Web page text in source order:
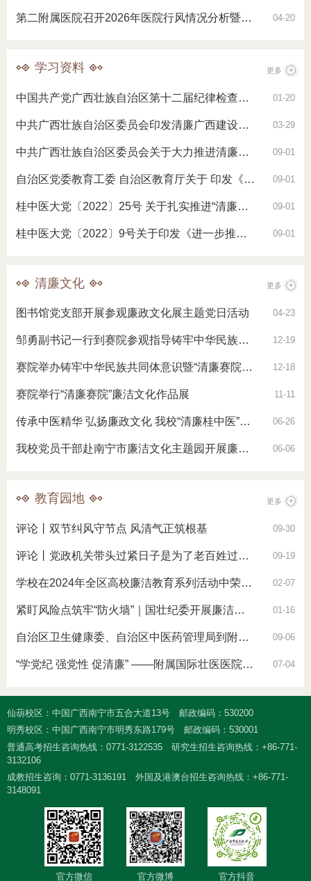
04-20
第二附属医院召开2026年医院行风情况分析暨师德师风工作研判会
更多
学习资料
01-20
中国共产党广西壮族自治区第十二届纪律检查委员会第五次全体会议公报
03-29
中共广西壮族自治区委员会印发清廉广西建设提质增效三年行动方案 （2024…
09-01
中共广西壮族自治区委员会关于大力推进清廉广西建设的意见
09-01
自治区党委教育工委 自治区教育厅关于 印发《大力推进广西清廉学校建设实…
09-01
桂中医大党〔2022〕25号 关于扎实推进“清廉桂中医”建设十条措施的通知
09-01
桂中医大党〔2022〕9号关于印发《进一步推进广西中医药大学“清廉桂中医…
更多
清廉文化
04-23
图书馆党支部开展参观廉政文化展主题党日活动
12-19
邹勇副书记一行到赛院参观指导铸牢中华民族共同体意识暨“清廉赛院”主题…
12-18
赛院举办铸牢中华民族共同体意识暨“清廉赛院”主题展览
11-11
赛院举行“清廉赛院”廉洁文化作品展
06-26
传承中医精华 弘扬廉政文化 我校“清廉桂中医”书画展开展
06-06
我校党员干部赴南宁市廉洁文化主题园开展廉洁教育
更多
教育园地
09-30
评论丨双节纠风守节点 风清气正筑根基
09-19
评论丨党政机关带头过紧日子是为了老百姓过好日子
02-07
学校在2024年全区高校廉洁教育系列活动中荣获佳绩
01-16
紧盯风险点筑牢“防火墙”｜国壮纪委开展廉洁教育进科室活动
09-06
自治区卫生健康委、自治区中医药管理局到附属瑞康医院开展清廉医院建设等…
07-04
“学党纪 强党性 促清廉” ——附属国际壮医医院开展廉洁教育活动
仙葫校区：中国广西南宁市五合大道13号
邮政编码：530200
明秀校区：中国广西南宁市明秀东路179号
邮政编码：530001
普通高考招生咨询热线：0771-3122535
研究生招生咨询热线：+86-771-
3132106
成教招生咨询：0771-3136191
外国及港澳台招生咨询热线：+86-771-
3148091
官方微信 官方微博 官方抖音